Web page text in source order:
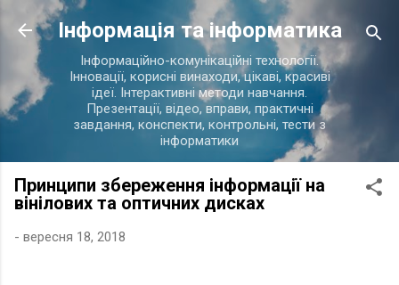
Перейти до основного вмісту
Інформація та інформатика
Інформаційно-комунікаційні технології.
Інновації, корисні винаходи, цікаві, красиві
ідеї. Інтерактивні методи навчання.
Презентації, відео, вправи, практичні
завдання, конспекти, контрольні, тести з
інформатики
Принципи збереження інформації на
вінілових та оптичних дисках
- вересня 18, 2018